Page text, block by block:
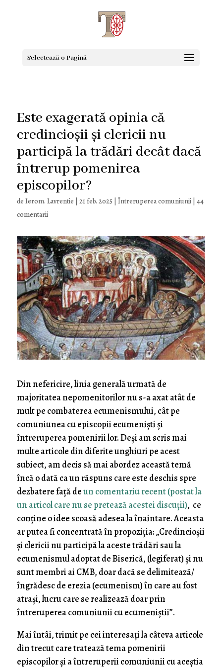
Selectează o Pagină
Este exagerată opinia că
credincioșii și clericii nu
participă la trădări decât dacă
întrerup pomenirea
episcopilor?
de Ierom. Lavrentie 21 feb. 2025| Întreruperea comuniunii| 44
comentarii
Din nefericire, linia generală urmată de
majoritatea nepomenitorilor nu s-a axat atât de
mult pe combaterea ecumenismului, cât pe
comuniunea cu episcopii ecumeniști și
întreruperea pomenirii lor. Deși am scris mai
multe articole din diferite unghiuri pe acest
subiect, am decis să mai abordez această temă
încă o dată ca un răspuns care este deschis spre
dezbatere față deun comentariu recent (postat la
un articol care nu se pretează acestei discuții), ce
conține o idee scoasă adesea la înaintare. Aceasta
ar putea fi concentrată în propoziția: „Credincioșii
și clericii nu participă la aceste trădări sau la
ecumenismul adoptat de Biserică, (legiferat) și nu
sunt membri ai CMB, doar dacă se delimitează/
îngrădesc de erezia (ecumenism) în care au fost
atrași, lucru care se realizează doar prin
întreruperea comuniunii cu ecumeniștii”.
Mai întâi, trimit pe cei interesați la câteva articole
din trecut care tratează tema pomenirii
episcopilor și a întreruperii comuniunii cu aceștia